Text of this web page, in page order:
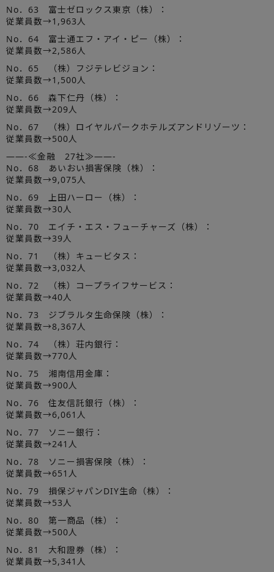
No．63 富士ゼロックス東京（株）：
従業員数→1,963人
No．64 富士通エフ・アイ・ピー（株）：
従業員数→2,586人
No．65 （株）フジテレビジョン：
従業員数→1,500人
No．66 森下仁丹（株）：
従業員数→209人
No．67 （株）ロイヤルパークホテルズアンドリゾーツ：
従業員数→500人
——-≪金融 27社≫——-
No．68 あいおい損害保険（株）：
従業員数→9,075人
No．69 上田ハーロー（株）：
従業員数→30人
No．70 エイチ・エス・フューチャーズ（株）：
従業員数→39人
No．71 （株）キュービタス：
従業員数→3,032人
No．72 （株）コープライフサービス：
従業員数→40人
No．73 ジブラルタ生命保険（株）：
従業員数→8,367人
No．74 （株）荘内銀行：
従業員数→770人
No．75 湘南信用金庫：
従業員数→900人
No．76 住友信託銀行（株）：
従業員数→6,061人
No．77 ソニー銀行：
従業員数→241人
No．78 ソニー損害保険（株）：
従業員数→651人
No．79 損保ジャパンDIY生命（株）：
従業員数→53人
No．80 第一商品（株）：
従業員数→500人
No．81 大和證券（株）：
従業員数→5,341人